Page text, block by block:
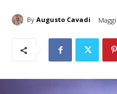
By Augusto Cavadi